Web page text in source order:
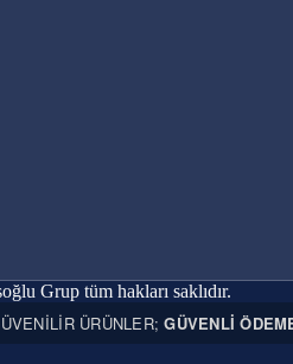
Grup tüm hakları saklıdır.
ÜRÜNLER;GÜVENLI